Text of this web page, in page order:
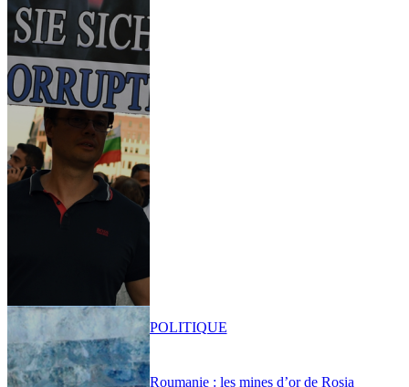
Roumanie : les mines d’or de Rosia
POLITIQUE